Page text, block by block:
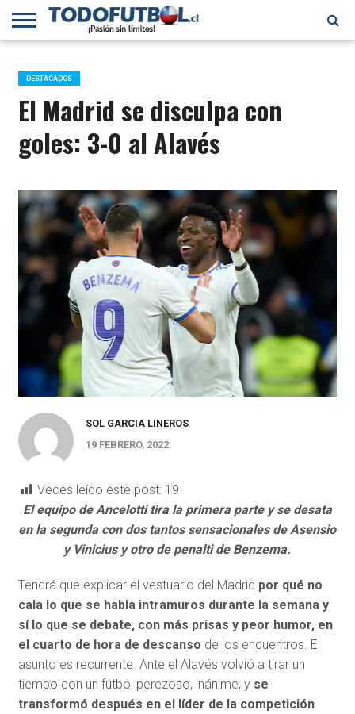
PRIMERA
B
SELECCIÓN
CHILENA
CHILENOS
EN EL
MUNDO
FÚTBOL
INTERNACIONAL
DESTACADOS
El Madrid se disculpa con
goles: 3-0 al Alavés
SOL GARCIA LINEROS
19 FEBRERO, 2022
Veces leído este post: 19
El equipo de Ancelotti tira la primera parte y se desata
en la segunda con dos tantos sensacionales de Asensio
y Vinicius y otro de penalti de Benzema.
Tendrá que explicar el vestuario del Madrid por qué no
cala lo que se habla intramuros durante la semana y
sí lo que se debate, con más prisas y peor humor, en
el cuarto de hora de descanso de los encuentros. El
asunto es recurrente. Ante el Alavés volvió a tirar un
tiempo con un fútbol perezoso, inánime, y se
transformó después en el líder de la competición